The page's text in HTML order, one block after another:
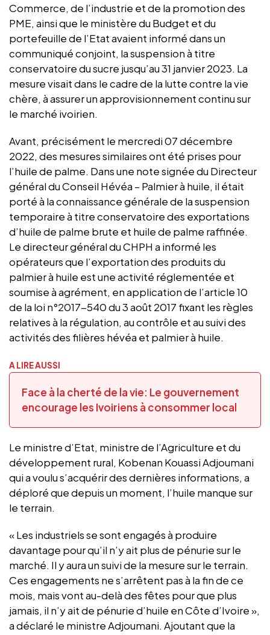
Commerce, de l’industrie et de la promotion des
PME, ainsi que le ministère du Budget et du
portefeuille de l’Etat avaient informé dans un
communiqué conjoint, la suspension à titre
conservatoire du sucre jusqu’au 31 janvier 2023. La
mesure visait dans le cadre de la lutte contre la vie
chère, à assurer un approvisionnement continu sur
le marché ivoirien.
Avant, précisément le mercredi 07 décembre
2022, des mesures similaires ont été prises pour
l’huile de palme. Dans une note signée du Directeur
général du Conseil Hévéa – Palmier à huile, il était
porté à la connaissance générale de la suspension
temporaire à titre conservatoire des exportations
d’huile de palme brute et huile de palme raffinée.
Le directeur général du CHPH a informé les
opérateurs que l’exportation des produits du
palmier à huile est une activité réglementée et
soumise à agrément, en application de l’article 10
de la loi n°2017-540 du 3 août 2017 fixant les règles
relatives à la régulation, au contrôle et au suivi des
activités des filières hévéa et palmier à huile.
A LIRE AUSSI
Face à la cherté de la vie: Le gouvernement
encourage les Ivoiriens à consommer local
Le ministre d’Etat, ministre de l’Agriculture et du
développement rural, Kobenan Kouassi Adjoumani
qui a voulu s’acquérir des dernières informations, a
déploré que depuis un moment, l’huile manque sur
le terrain.
« Les industriels se sont engagés à produire
davantage pour qu’il n’y ait plus de pénurie sur le
marché. Il y aura un suivi de la mesure sur le terrain.
Ces engagements ne s’arrêtent pas à la fin de ce
mois, mais vont au-delà des fêtes pour que plus
jamais, il n’y ait de pénurie d’huile en Côte d’Ivoire »,
a déclaré le ministre Adjoumani. Ajoutant que la